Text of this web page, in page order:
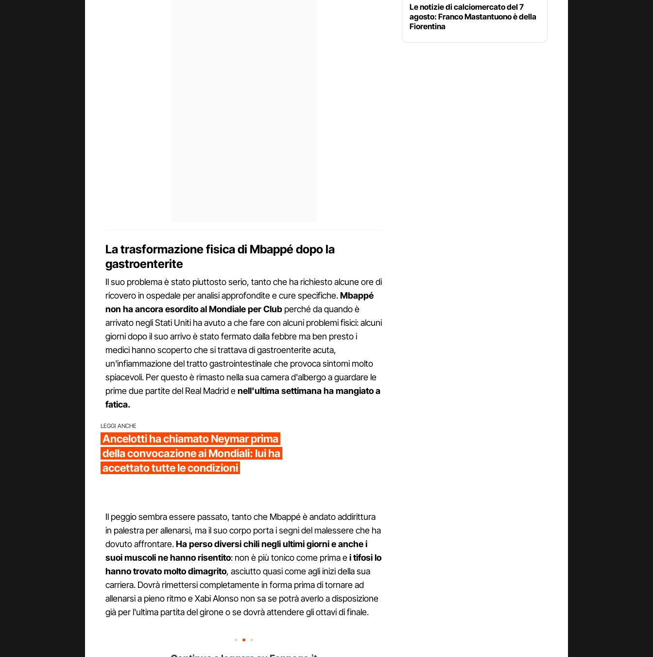
La trasformazione fisica di Mbappé dopo la
gastroenterite
Il suo problema è stato piuttosto serio, tanto che ha richiesto alcune ore di
ricovero in ospedale per analisi approfondite e cure specifiche.Mbappé
non ha ancora esordito al Mondiale per Club perché da quando è
arrivato negli Stati Uniti ha avuto a che fare con alcuni problemi fisici: alcuni
giorni dopo il suo arrivo è stato fermato dalla febbre ma ben presto i
medici hanno scoperto che si trattava di gastroenterite acuta,
un'infiammazione del tratto gastrointestinale che provoca sintomi molto
spiacevoli. Per questo è rimasto nella sua camera d'albergo a guardare le
prime due partite del Real Madrid enell'ultima settimana ha mangiato a
fatica.
LEGGI ANCHE
Ancelotti ha chiamato Neymar prima
della convocazione ai Mondiali: lui ha
accettato tutte le condizioni
Il peggio sembra essere passato, tanto che Mbappé è andato addirittura
in palestra per allenarsi, ma il suo corpo porta i segni del malessere che ha
dovuto affrontare.Ha perso diversi chili negli ultimi giorni e anche i
suoi muscoli ne hanno risentito: non è più tonico come prima ei tifosi lo
hanno trovato molto dimagrito, asciutto quasi come agli inizi della sua
carriera. Dovrà rimettersi completamente in forma prima di tornare ad
allenarsi a pieno ritmo e Xabi Alonso non sa se potrà averlo a disposizione
già per l'ultima partita del girone o se dovrà attendere gli ottavi di finale.
Le notizie di calciomercato del 7
agosto: Franco Mastantuono è della
Fiorentina